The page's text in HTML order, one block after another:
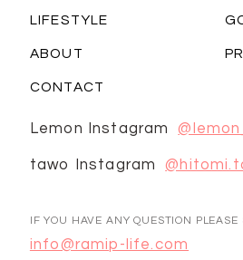
LIFESTYLE
ABOUT
CONTACT
Lemon Instagram
tawo Instagram
IF YOU HAVE ANY QUESTION PLEASE
info@ramip-life.com